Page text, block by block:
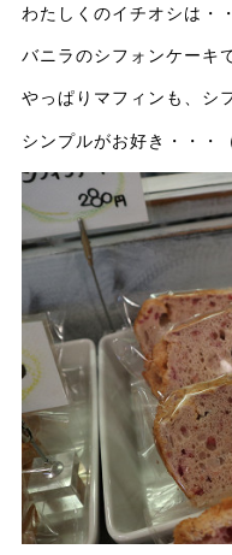
わたしくのイチオシは・
バニラのシフォンケーキ
やっぱりマフィンも、シ
シンプルがお好き・・・